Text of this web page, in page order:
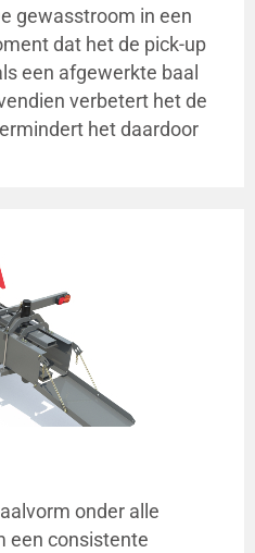
gewasstroom in een
dat het de pick-up
een afgewerkte baal
verbetert het de
het daardoor
onder alle
een consistente